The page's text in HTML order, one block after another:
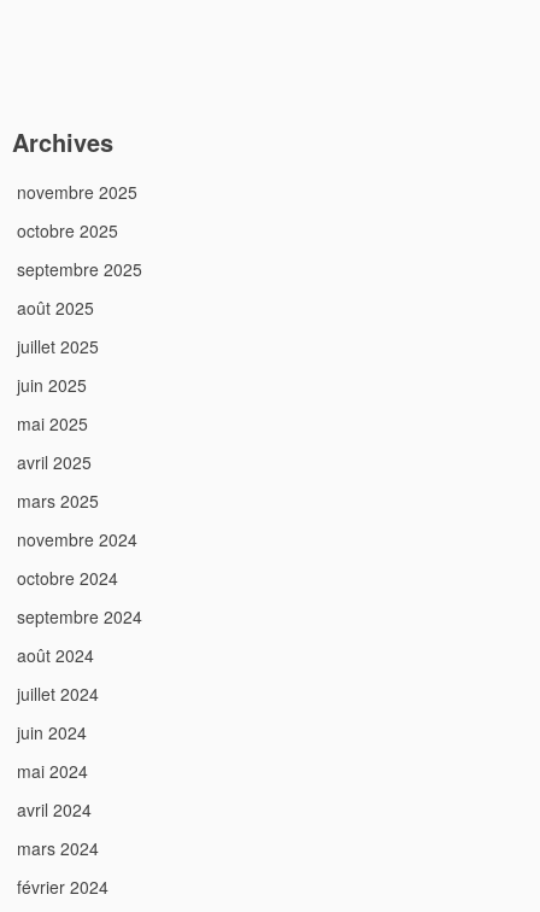
Archives
novembre 2025
octobre 2025
septembre 2025
août 2025
juillet 2025
juin 2025
mai 2025
avril 2025
mars 2025
novembre 2024
octobre 2024
septembre 2024
août 2024
juillet 2024
juin 2024
mai 2024
avril 2024
mars 2024
février 2024